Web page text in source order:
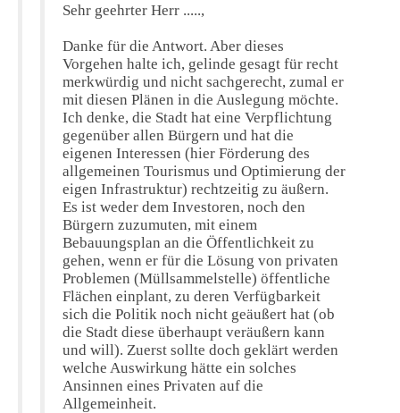
Sehr geehrter Herr .....,
Danke für die Antwort. Aber dieses
Vorgehen halte ich, gelinde gesagt für recht
merkwürdig und nicht sachgerecht, zumal er
mit diesen Plänen in die Auslegung möchte.
Ich denke, die Stadt hat eine Verpflichtung
gegenüber allen Bürgern und hat die
eigenen Interessen (hier Förderung des
allgemeinen Tourismus und Optimierung der
eigen Infrastruktur) rechtzeitig zu äußern.
Es ist weder dem Investoren, noch den
Bürgern zuzumuten, mit einem
Bebauungsplan an die Öffentlichkeit zu
gehen, wenn er für die Lösung von privaten
Problemen (Müllsammelstelle) öffentliche
Flächen einplant, zu deren Verfügbarkeit
sich die Politik noch nicht geäußert hat (ob
die Stadt diese überhaupt veräußern kann
und will). Zuerst sollte doch geklärt werden
welche Auswirkung hätte ein solches
Ansinnen eines Privaten auf die
Allgemeinheit.